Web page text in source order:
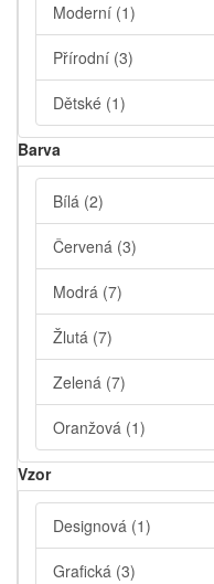
Moderní (1)
Přírodní (3)
Dětské (1)
Barva
Bílá (2)
Červená (3)
Modrá (7)
Žlutá (7)
Zelená (7)
Oranžová (1)
Vzor
Designová (1)
Grafická (3)